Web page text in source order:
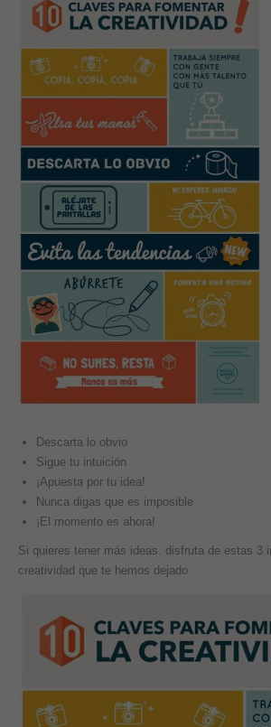
Descarta lo obvio
Sigue tu intuición
¡Apuesta por tu idea!
Nunca digas que es imposible
¡El momento es ahora!
Si quieres tener más ideas. disfruta de estas 3
creatividad que te hemos dejado